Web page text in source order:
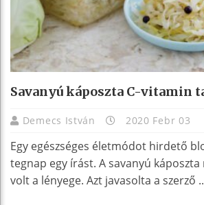
Savanyú káposzta C-vitamin
Demecs István 2020 Febr 03
Egy egészséges életmódot hirdető
tegnap egy írást. A savanyú
volt a lényege. Azt javasolta a szerző